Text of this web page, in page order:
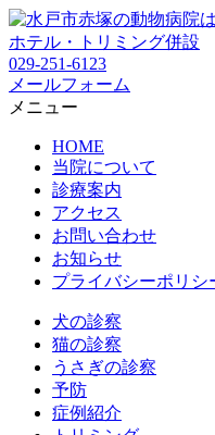
029-251-6123
メールフォーム
メニュー
HOME
当院について
診療案内
アクセス
お問い合わせ
お知らせ
プライバシーポリシ
犬の診察
猫の診察
うさぎの診察
予防
症例紹介